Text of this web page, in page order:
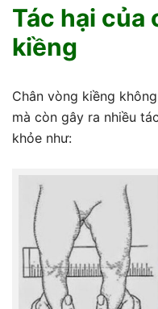
Tác hại của
kiềng
Chân vòng kiềng
mà còn gây ra nhiều
khỏe như: